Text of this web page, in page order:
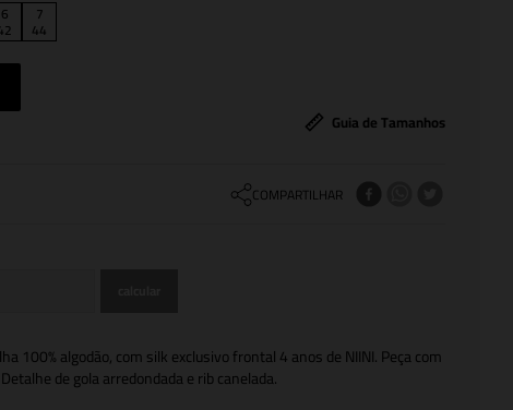
6 7
44
Guia de Tamanhos
COMPARTILHAR
100% algodão, com silk exclusivo frontal 4 anos de NIINI. Peça com
de gola arredondada e rib canelada.